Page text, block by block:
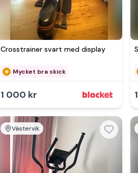
Crosstrainer svart med display
Mycket bra skick
1 000 kr
Västervik